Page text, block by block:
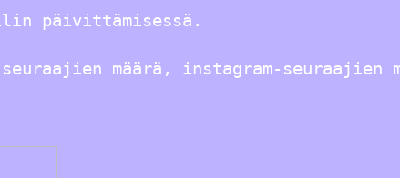
päivittämisessä.
määrä, instagram-seuraajien